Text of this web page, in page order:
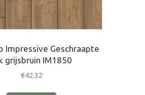
Impressive Geschraapte
grijsbruin IM1850
€42.32